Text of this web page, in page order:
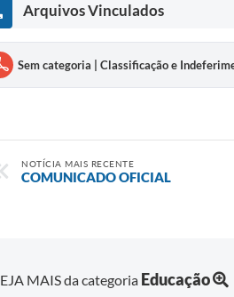
Arquivos Vinculados
Sem categoria | Classificação e
NOTÍCIA MAIS RECENTE
COMUNICADO OFICIAL
MAIS da categoria Educação